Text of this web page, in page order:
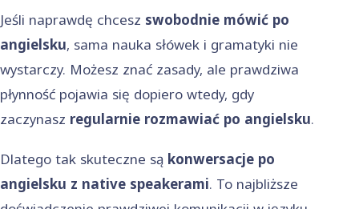
Jeśli naprawdę chcesz swobodnie mówić po
angielsku, sama nauka słówek i gramatyki nie
wystarczy. Możesz znać zasady, ale prawdziwa
płynność pojawia się dopiero wtedy, gdy
zaczynasz regularnie rozmawiać po angielsku.
Dlatego tak skuteczne są konwersacje po
angielsku z native speakerami. To najbliższe